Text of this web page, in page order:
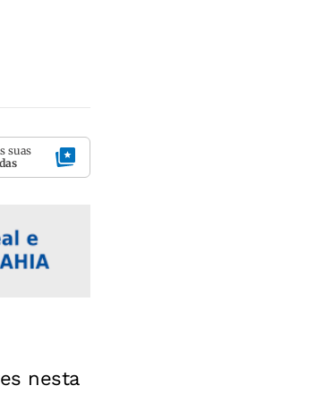
suas
nesta